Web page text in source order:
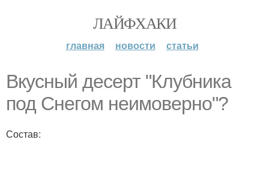
ЛАЙФХАКИ
главная новости статьи
Вкусный десерт "Клубника
под Снегом неимоверно"?
Состав: